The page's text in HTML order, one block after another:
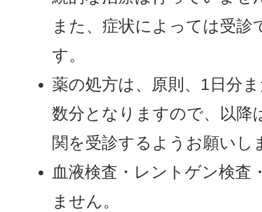
また、症状によっては受診
す。
薬の処方は、原則、1日分
数分となりますので、以降
関を受診するようお願いし
血液検査・レントゲン検査
ません。